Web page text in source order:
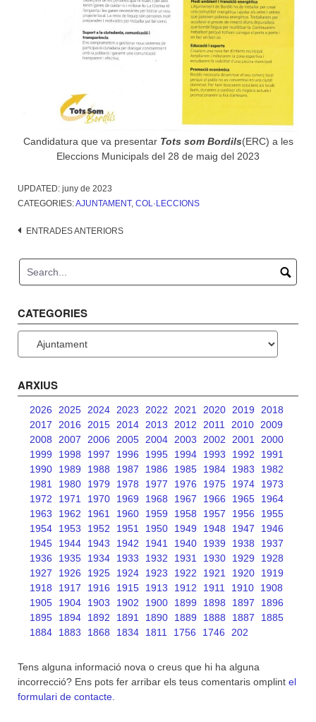
Candidatura que va presentar Tots som Bordils(ERC) a les
Eleccions Municipals del 28 de maig del 2023
UPDATED: juny de 2023
CATEGORIES:AJUNTAMENT, COL·LECCIONS
Navegació
ENTRADES ANTERIORS
CATEGORIES
Categories
ARXIUS
2026 2025 2024 2023 2022 2021 2020 2019
2018
2017
2016 2015 2014 2013 2012 2011 2010
2009
2008
2007 2006 2005 2004 2003 2002 2001
2000
1999
1998 1997 1996 1995 1994 1993 1992
1991
1990
1989 1988 1987 1986 1985 1984 1983
1982
1981
1980 1979 1978 1977 1976 1975 1974
1973
1972
1971 1970 1969 1968 1967 1966 1965
1964
1963
1962 1961 1960 1959 1958 1957 1956
1955
1954
1953 1952 1951 1950 1949 1948 1947
1946
1945
1944 1943 1942 1941 1940 1939 1938
1937
1936
1935 1934 1933 1932 1931 1930 1929
1928
1927
1926 1925 1924 1923 1922 1921 1920
1919
1918
1917 1916 1915 1913 1912 1911 1910
1908
1905
1904 1903 1902 1900 1899 1898 1897
1896
1895
1894 1892 1891 1890 1889 1888 1887
1885
1884
1883 1868 1834 1811 1756 1746 202
Tens alguna informació nova o creus que hi ha alguna
incorrecció? Ens pots fer arribar els teus comentaris omplint el
formulari de contacte